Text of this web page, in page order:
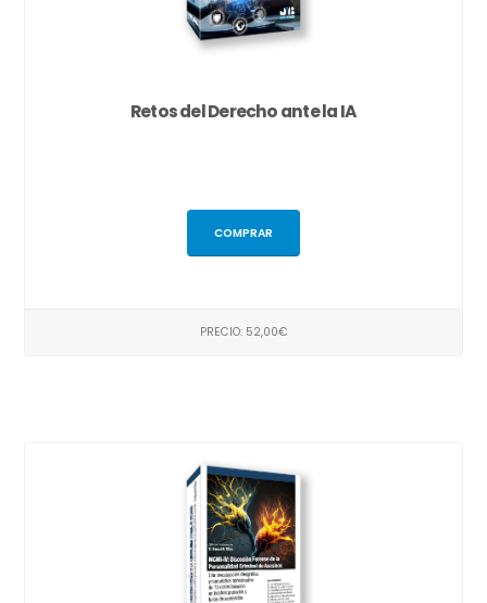
Retos del Derecho ante la IA
COMPRAR
PRECIO: 52,00€